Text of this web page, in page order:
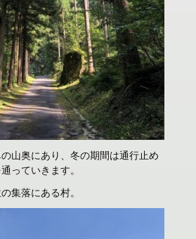
山奥にあり、冬の期間は通行止め
っていきます。
集落にある村。